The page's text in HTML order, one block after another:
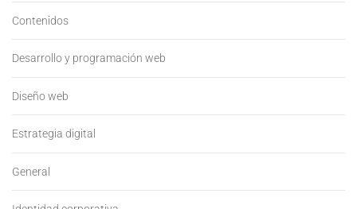
Contenidos
Desarrollo y programación web
Diseño web
Estrategia digital
General